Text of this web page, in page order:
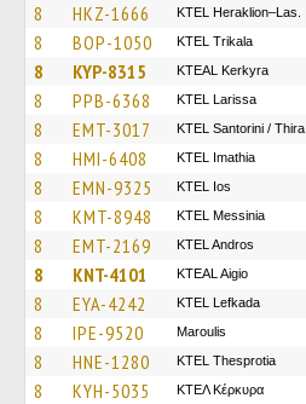
8 HKZ-1666 KTEL Heraklion–Las.
8 BOP-1050 ΚΤΕL Τrikala
8 KYP-8315 KTEAL Kerkyra
8 PPB-6368 KTEL Larissa
8 EMT-3017 KTEL Santorini / Thira
8 HMI-6408 KTEL Imathia
8 EMN-9325 KTEL Ios
8 KMT-8948 KTEL Messinia
8 EMT-2169 KTEL Andros
8 KNT-4101 KTEAL Aigio
8 EYA-4242 KTEL Lefkada
8 IPE-9520 Maroulis
8 HNE-1280 KTEL Thesprotia
8 KYH-5035 ΚΤΕΛ Κέρκυρα